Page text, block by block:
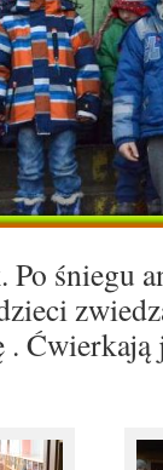
Po śniegu
. Ćwierkają